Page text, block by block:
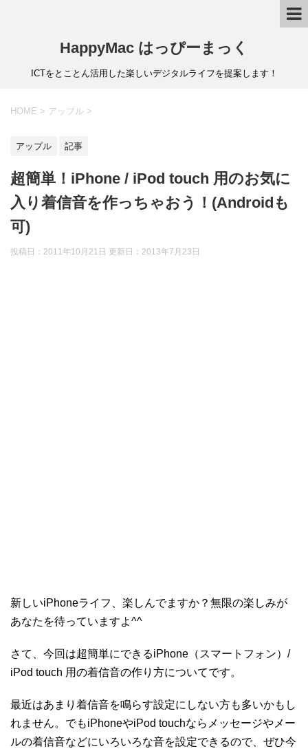
HappyMac はっぴーまっく
ICTをとことん活用した楽しいデジタルライフを提案します！
HOME > アップル >
アップル 記事
超簡単！iPhone / iPod touch 用のお気に
入り着信音を作っちゃおう！(Androidも
可)
投稿日：2011年10月21日 更新日： 2013年7月23日
新しいiPhoneライフ、楽しんでますか？無限の楽しみが
あなたを待っていますよ^^
さて、今回は超簡単にできるiPhone（スマートフォン）/
iPod touch 用の着信音の作り方についてです。
最近はあまり着信音を鳴らす設定にしない方も多いかもし
れません。でもiPhoneやiPod touchならメッセージやメー
ルの着信音などにいろいろな音を設定できるので、ぜひ今